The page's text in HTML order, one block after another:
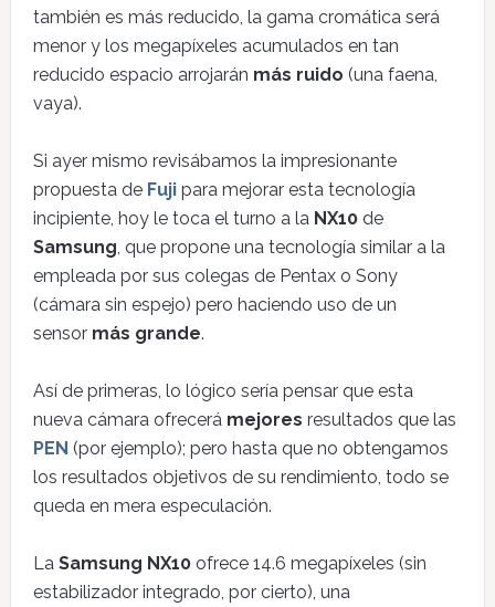
también es más reducido, la gama cromática será
menor y los megapíxeles acumulados en tan
reducido espacio arrojarán más ruido (una faena,
vaya).
Si ayer mismo revisábamos la impresionante
propuesta de Fujipara mejorar esta tecnología
incipiente, hoy le toca el turno a la NX10de
Samsung, que propone una tecnología similar a la
empleada por sus colegas de Pentax o Sony
(cámara sin espejo) pero haciendo uso de un
sensor más grande.
Así de primeras, lo lógico sería pensar que esta
nueva cámara ofrecerá mejores resultados que las
PEN (por ejemplo); pero hasta que no obtengamos
los resultados objetivos de su rendimiento, todo se
queda en mera especulación.
La Samsung NX10ofrece 14.6 megapíxeles (sin
estabilizador integrado, por cierto), una